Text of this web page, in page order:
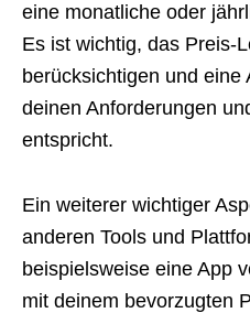
eine monatliche oder
Es ist wichtig, das Preis-
berücksichtigen und eine
deinen Anforderungen
entspricht.
Ein weiterer wichtiger
anderen Tools und
beispielsweise eine App
mit deinem bevorzugten